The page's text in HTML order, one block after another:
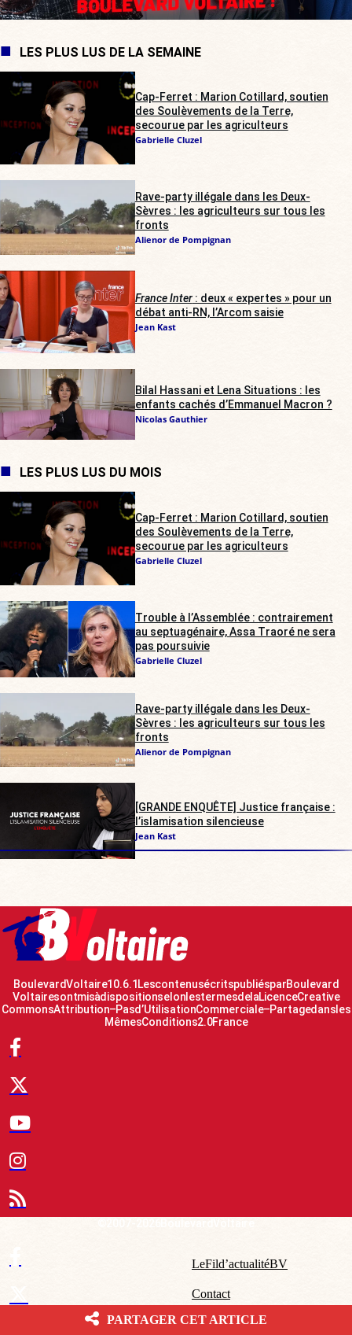
LES PLUS LUS DE LA SEMAINE
Cap-Ferret : Marion Cotillard, soutien
des Soulèvements de la Terre,
secourue par les agriculteurs
Gabrielle Cluzel
Rave-party illégale dans les Deux-
Sèvres : les agriculteurs sur tous les
fronts
Alienor de Pompignan
France Inter: deux « expertes » pour un
débat anti-RN, l’Arcom saisie
Jean Kast
Bilal Hassani et Lena Situations : les
enfants cachés d’Emmanuel Macron ?
Nicolas Gauthier
LES PLUS LUS DU MOIS
Cap-Ferret : Marion Cotillard, soutien
des Soulèvements de la Terre,
secourue par les agriculteurs
Gabrielle Cluzel
Trouble à l’Assemblée : contrairement
au septuagénaire, Assa Traoré ne sera
pas poursuivie
Gabrielle Cluzel
Rave-party illégale dans les Deux-
Sèvres : les agriculteurs sur tous les
fronts
Alienor de Pompignan
[GRANDE ENQUÊTE] Justice française :
l’islamisation silencieuse
Jean Kast
Boulevard Voltaire 10.6.1 Les contenus écrits publiés par Boulevard
Voltaire sont mis à disposition selon les termes de la Licence Creative
Commons Attribution – Pas d’Utilisation Commerciale – Partage dans les
Mêmes Conditions 2.0 France
Le Fil d’actualité BV
Contact
Qui sommes-nous ?
PARTAGER CET ARTICLE